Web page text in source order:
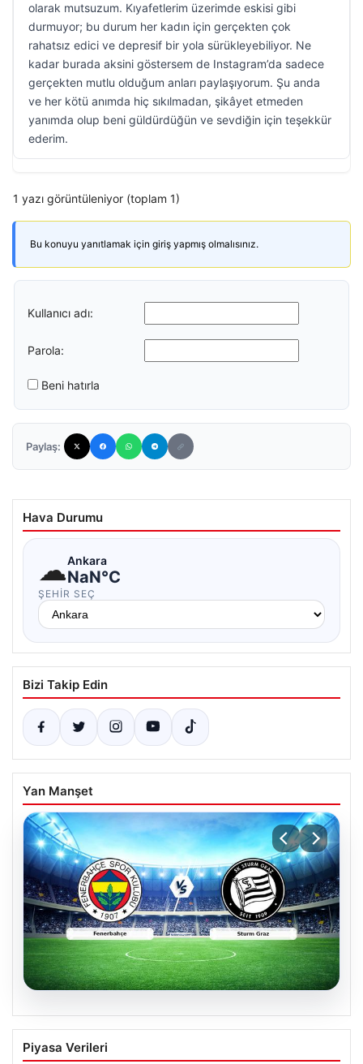
olarak mutsuzum. Kıyafetlerim üzerimde eskisi gibi
durmuyor; bu durum her kadın için gerçekten çok
rahatsız edici ve depresif bir yola sürükleyebiliyor. Ne
kadar burada aksini göstersem de Instagram’da sadece
gerçekten mutlu olduğum anları paylaşıyorum. Şu anda
ve her kötü anımda hiç sıkılmadan, şikâyet etmeden
yanımda olup beni güldürdüğün ve sevdiğin için teşekkür
ederim.
1 yazı görüntüleniyor (toplam 1)
Bu konuyu yanıtlamak için giriş yapmış olmalısınız.
Kullanıcı adı:
Parola:
Beni hatırla
Paylaş:
Hava Durumu
☁Ankara
NaN°C
ŞEHIR SEÇ
Bizi Takip Edin
Yan Manşet
05.08.2026
CANLI | Fenerbahçe – Sturm Graz Canlı
Maç Anlatımı
Piyasa Verileri